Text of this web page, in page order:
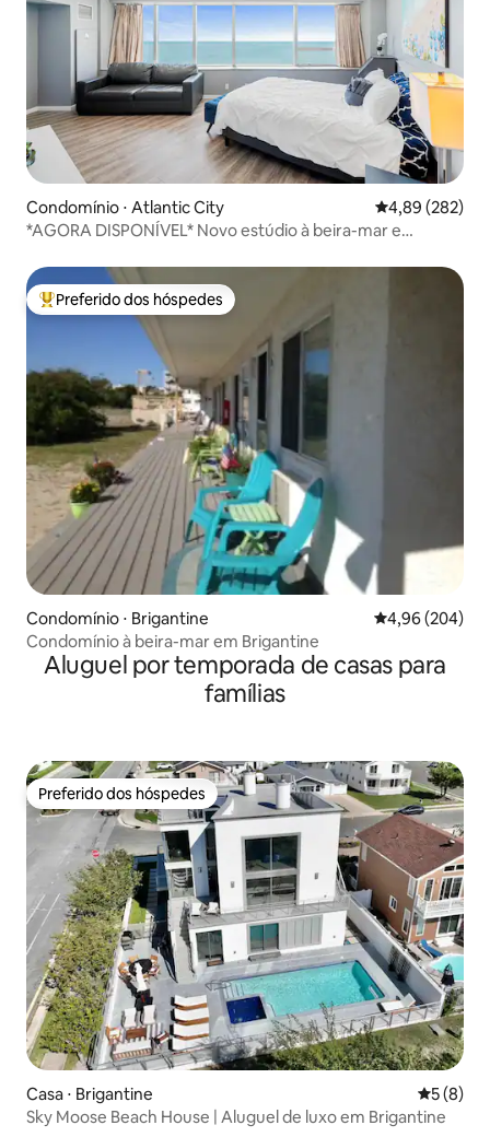
Condomínio ⋅ Atlantic City 4,89 de uma
4,89 (282)
*AGORA DISPONÍVEL* Novo estúdio à beira-mar e
Entre os melhores preferidos dos hóspedes
Preferido dos hóspedes
Condomínio ⋅ Brigantine 4,96 de uma
4,96 (204)
Condomínio à beira-mar em Brigantine
Aluguel por temporada de casas para
famílias
Preferido dos hóspedes
Preferido dos hóspedes
Casa ⋅ Brigantine 5 de
5 (8)
Sky Moose Beach House | Aluguel de luxo em Brigantine